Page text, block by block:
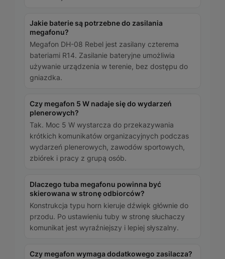
Jakie baterie są potrzebne do zasilania
megafonu?
Megafon DH-08 Rebel jest zasilany czterema
bateriami R14. Zasilanie bateryjne umożliwia
używanie urządzenia w terenie, bez dostępu do
gniazdka.
Czy megafon 5 W nadaje się do wydarzeń
plenerowych?
Tak. Moc 5 W wystarcza do przekazywania
krótkich komunikatów organizacyjnych podczas
wydarzeń plenerowych, zawodów sportowych,
zbiórek i pracy z grupą osób.
Dlaczego tuba megafonu powinna być
skierowana w stronę odbiorców?
Konstrukcja typu horn kieruje dźwięk głównie do
przodu. Po ustawieniu tuby w stronę słuchaczy
komunikat jest wyraźniejszy i lepiej słyszalny.
Czy megafon wymaga dodatkowego zasilacza?